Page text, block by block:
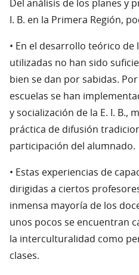
Del análisis de los planes y
I. B. en la Primera Región,
• En el desarrollo teórico de
utilizadas no han sido
bien se dan por sabidas.
escuelas se han
y socialización de la E. I. B.,
práctica de difusión
participación del alumnado.
• Estas experiencias de
dirigidas a ciertos
inmensa mayoría de los
unos pocos se encuentran
la interculturalidad como
clases.